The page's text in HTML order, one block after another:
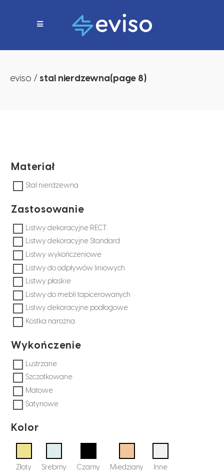
eviso / stal nierdzewna(page 8)
Materiał
Stal nierdzewna
Zastosowanie
Listwy dekoracyjne RECT.
Listwy dekoracyjne Standard
Listwy wykończeniowe
Listwy do odpływów liniowych
Listwy płaskie
Listwy do mebli tapicerowanych
Listwy dekoracyjne podłogowe
Kostka narożna
Wykończenie
Lustrzane
Szczotkowane
Matowe
Satynowe
Kolor
Złoty Srebrny Czarny Miedziany Inne